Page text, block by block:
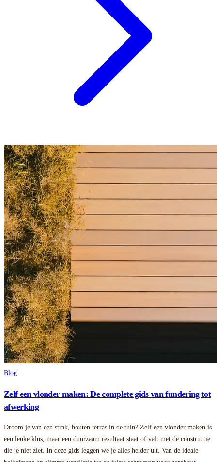
Blog
Zelf een vlonder maken: De complete gids van fundering tot
afwerking
Droom je van een strak, houten terras in de tuin? Zelf een vlonder maken is
een leuke klus, maar een duurzaam resultaat staat of valt met de constructie
die je niet ziet. In deze gids leggen we je alles helder uit. Van de ideale